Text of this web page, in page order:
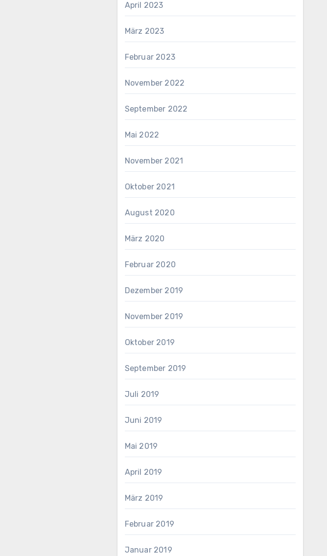
April 2023
März 2023
Februar 2023
November 2022
September 2022
Mai 2022
November 2021
Oktober 2021
August 2020
März 2020
Februar 2020
Dezember 2019
November 2019
Oktober 2019
September 2019
Juli 2019
Juni 2019
Mai 2019
April 2019
März 2019
Februar 2019
Januar 2019